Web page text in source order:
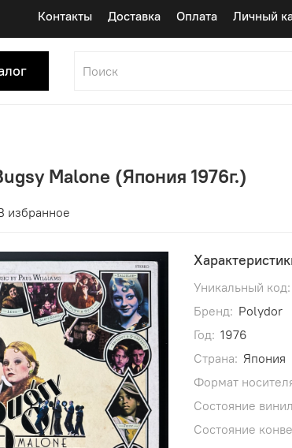
Контакты Доставка Оплата Личный
Malone (Япония 1976г.)
избранное
Уникальный код:
Бренд: Polydor
Год: 1976
Страна: Япония
Формат
Состояние
Состояние